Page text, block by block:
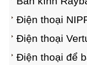
Điện thoại
Điện thoại
Điện thoại để